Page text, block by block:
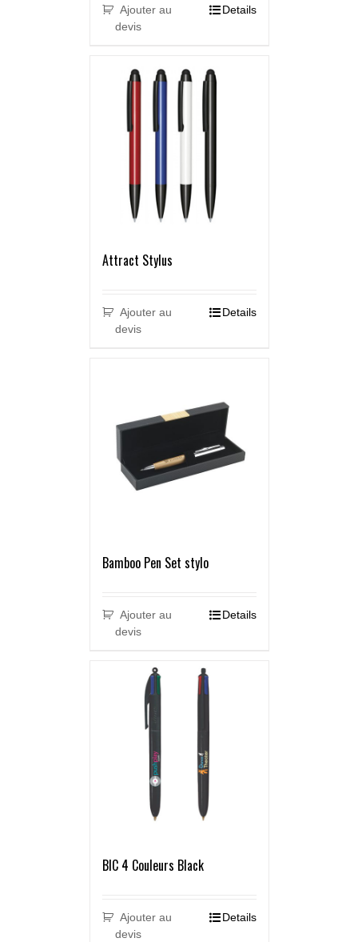
Ajouter au
devis
Details
Attract Stylus
Ajouter au
devis
Details
Bamboo Pen Set stylo
Ajouter au
devis
Details
BIC 4 Couleurs Black
Ajouter au
devis
Details